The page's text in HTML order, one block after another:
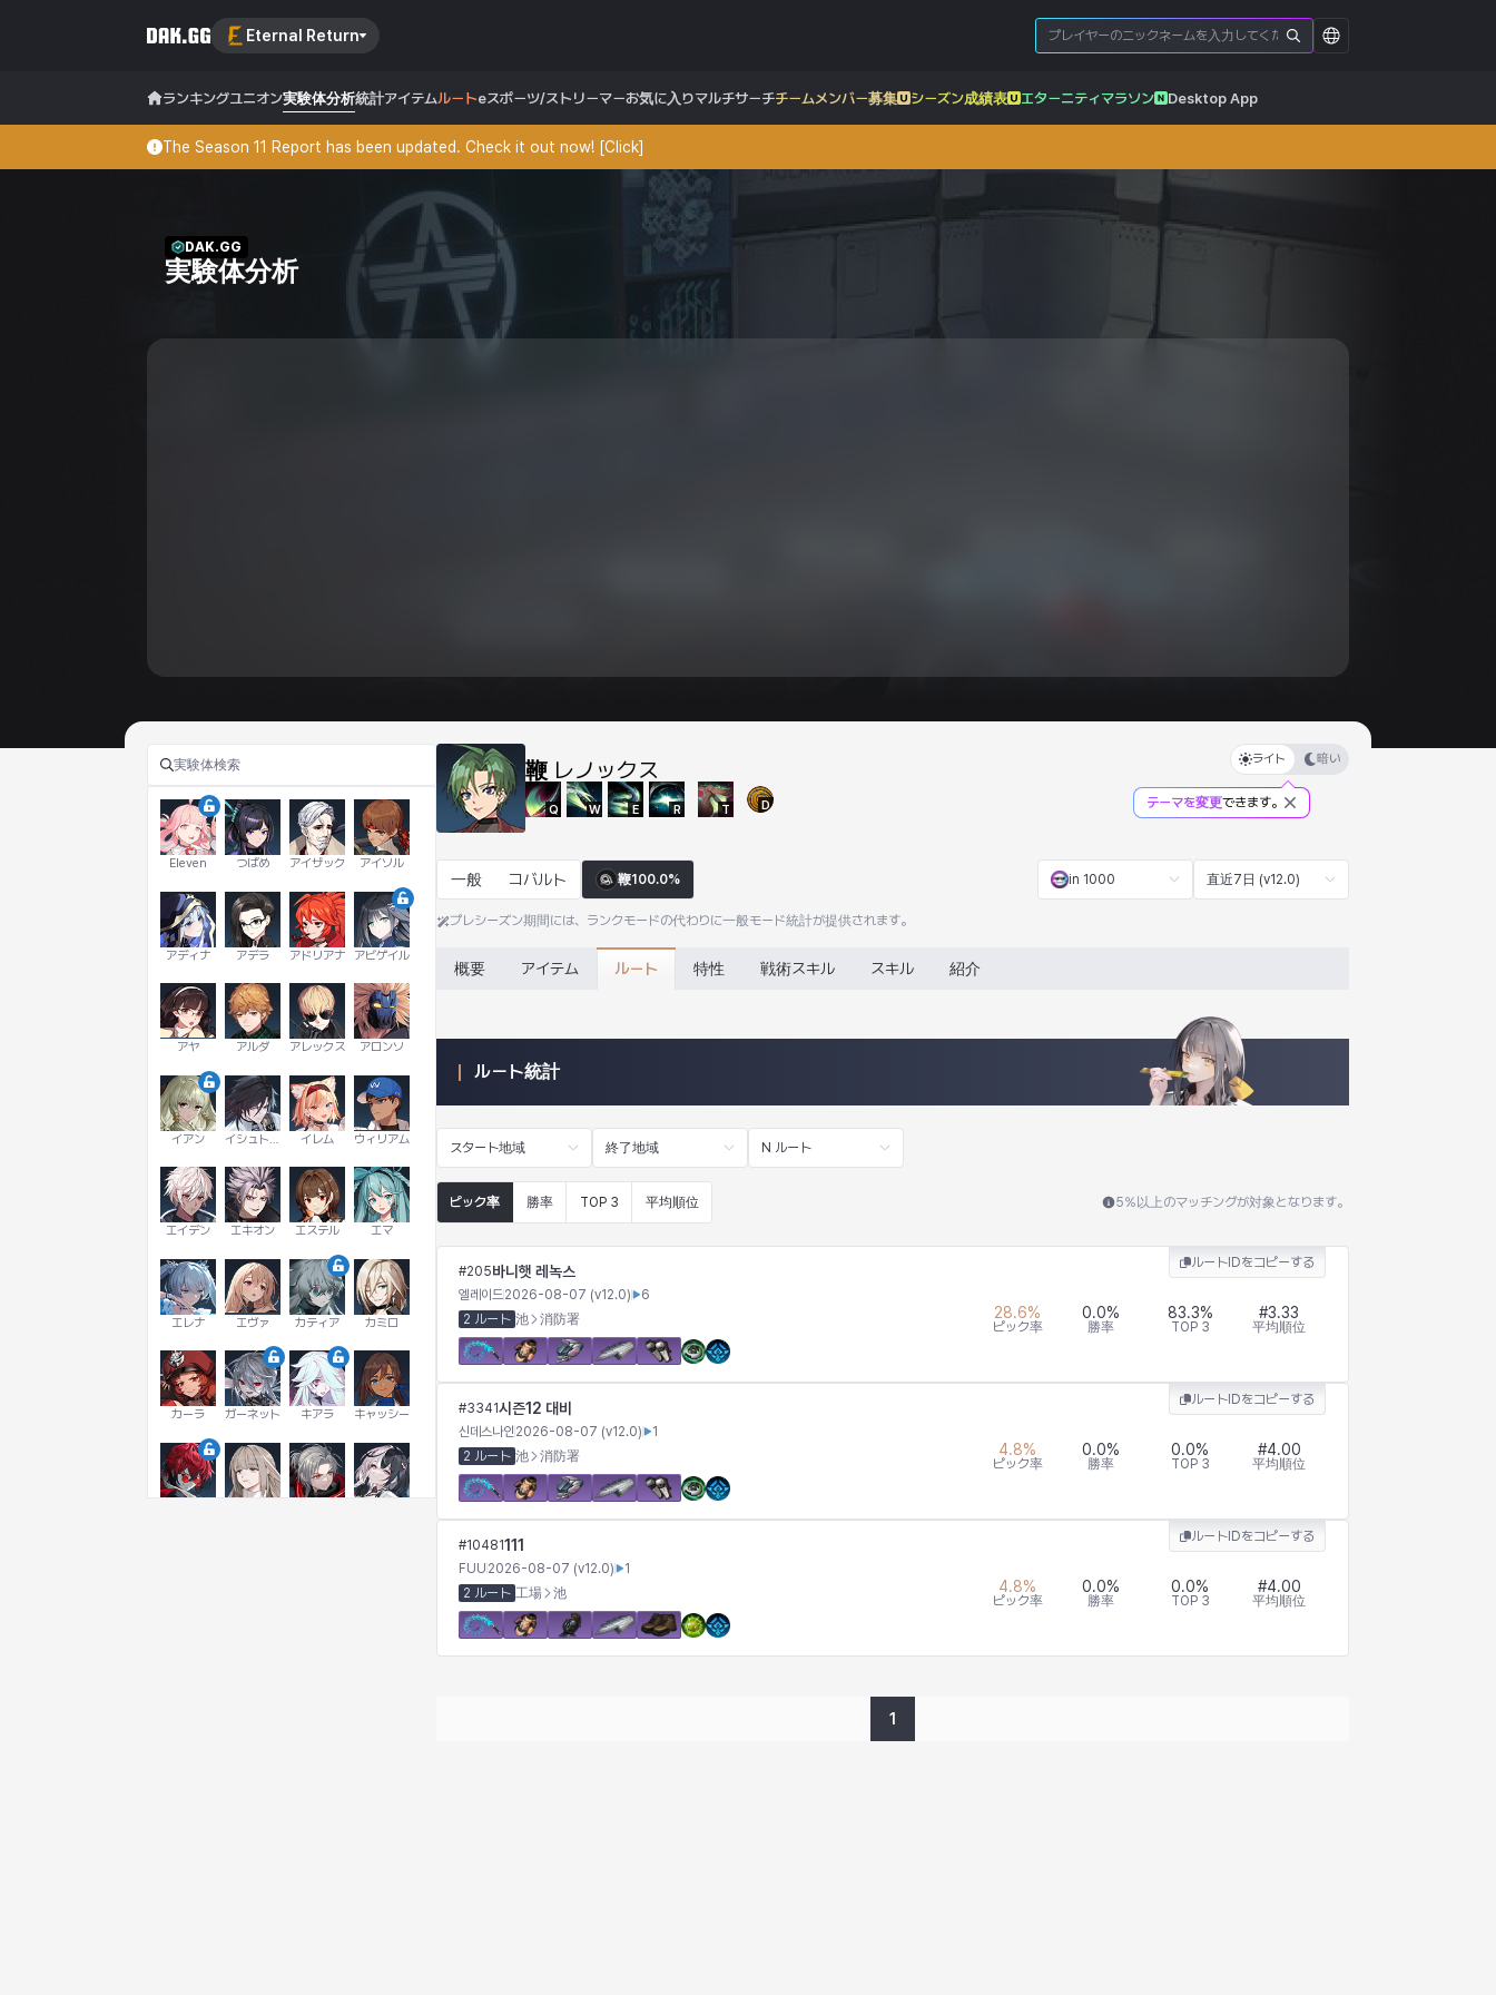
Eternal Return
ランキングユニオン実験体分析統計アイテムルートeスポーツ/ストリーマーお気に入りマルチサーチチームメンバー募集 シーズン成績表 エターニティマラソン Desktop App
The Season 11 Report has been updated. Check it out now! [Click]
DAK.GG
実験体分析
Eleven つばめ アイザック アイソル
アディナ アデラ アドリアナ アビゲイル
アヤ アルダ アレックス アロンソ
イアン イレム ウィリアム
エイデン エキオン エステル エマ
エレナ エヴァ カティア カミロ
カーラ ガーネット キアラ キャッシー
鞭 レノックス
Q W E R T D
ライト 暗い
テーマを変更できます。
一般 コバルト 鞭100.0% in 1000 直近7日 (v12.0)
プレシーズン期間には、ランクモードの代わりに一般モード統計が提供されます。
概要 アイテム ルート 特性 戦術スキル スキル 紹介
ルート統計
スタート地域 終了地域 N ルート
ピック率 勝率 TOP 3 平均順位 5％以上のマッチングが対象となります。
ルートIDをコピーする
#205바니햇 레녹스
엘레이드2026-08-07 (v12.0)
6
2 ルート 池 消防署 28.6%
ピック率
0.0%
勝率
83.3%
TOP 3
#3.33
平均順位
ルートIDをコピーする
#3341시즌12 대비
신데스나인 2026-08-07 (v12.0)
1
2 ルート 池 消防署 4.8%
ピック率
0.0%
勝率
0.0%
TOP 3
#4.00
平均順位
ルートIDをコピーする
#10481111
FUU 2026-08-07 (v12.0)
1
2 ルート 工場 池 4.8%
ピック率
0.0%
勝率
0.0%
TOP 3
#4.00
平均順位
1